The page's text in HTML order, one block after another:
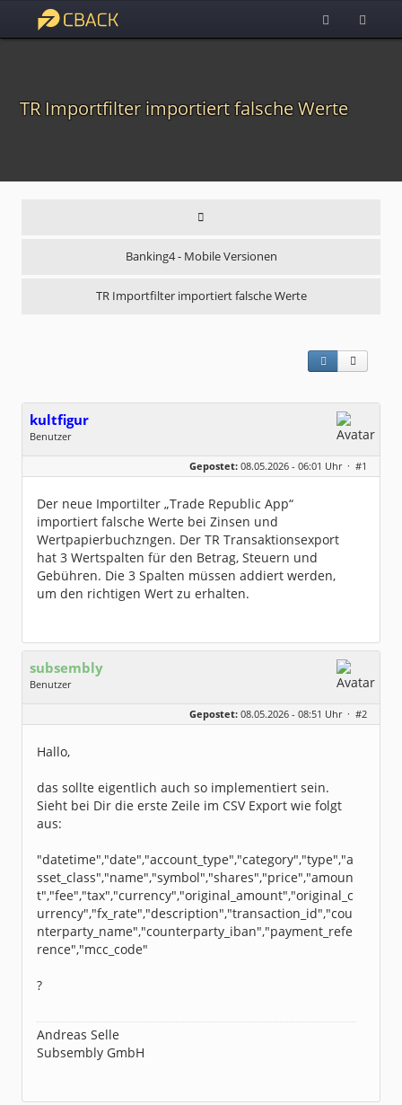
TR Importfilter importiert falsche Werte
Banking4 - Mobile Versionen
TR Importfilter importiert falsche Werte
kultfigur
Benutzer
Geschlecht:
keine Angabe
Dabei seit:
03 / 2025
Gepostet: 08.05.2026 - 06:01 Uhr · #1
Der neue Importilter „Trade Republic App“
importiert falsche Werte bei Zinsen und
Wertpapierbuchzngen. Der TR Transaktionsexport
hat 3 Wertspalten für den Betrag, Steuern und
Gebühren. Die 3 Spalten müssen addiert werden,
um den richtigen Wert zu erhalten.
subsembly
Benutzer
Homepage:
subsembly.com/
Dabei seit:
Gepostet: 08.05.2026 - 08:51 Uhr · #2
Hallo,
das sollte eigentlich auch so implementiert sein.
Sieht bei Dir die erste Zeile im CSV Export wie folgt
aus:
"datetime","date","account_type","category","type","a
sset_class","name","symbol","shares","price","amoun
t","fee","tax","currency","original_amount","original_c
urrency","fx_rate","description","transaction_id","cou
nterparty_name","counterparty_iban","payment_refe
rence","mcc_code"
?
Andreas Selle
Subsembly GmbH